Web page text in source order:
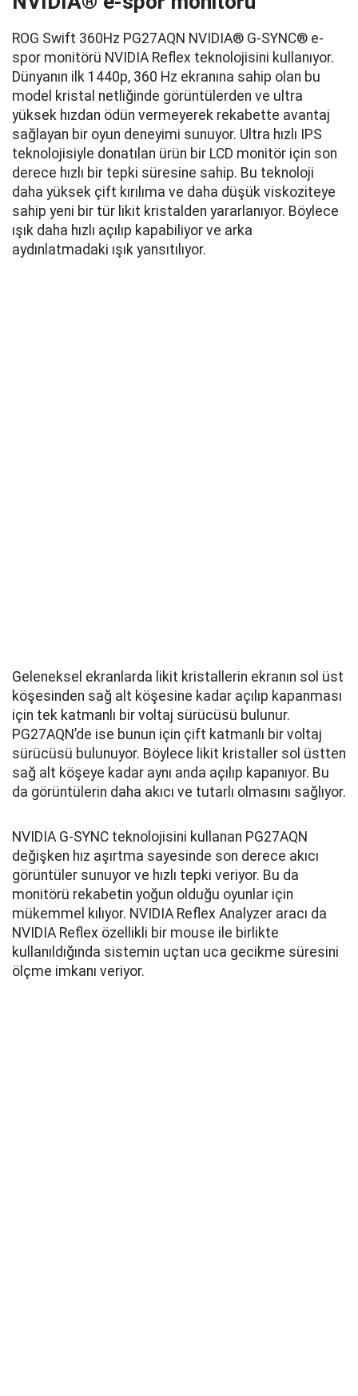
ROG Swift 360Hz PG27AQN NVIDIA® G-SYNC® e-
spor monitörü NVIDIA Reflex teknolojisini kullanıyor.
Dünyanın ilk 1440p, 360 Hz ekranına sahip olan bu
model kristal netliğinde görüntülerden ve ultra
yüksek hızdan ödün vermeyerek rekabette avantaj
sağlayan bir oyun deneyimi sunuyor. Ultra hızlı IPS
teknolojisiyle donatılan ürün bir LCD monitör için son
derece hızlı bir tepki süresine sahip. Bu teknoloji
daha yüksek çift kırılıma ve daha düşük viskoziteye
sahip yeni bir tür likit kristalden yararlanıyor. Böylece
ışık daha hızlı açılıp kapabiliyor ve arka
aydınlatmadaki ışık yansıtılıyor.
Geleneksel ekranlarda likit kristallerin ekranın sol üst
köşesinden sağ alt köşesine kadar açılıp kapanması
için tek katmanlı bir voltaj sürücüsü bulunur.
PG27AQN’de ise bunun için çift katmanlı bir voltaj
sürücüsü bulunuyor. Böylece likit kristaller sol üstten
sağ alt köşeye kadar aynı anda açılıp kapanıyor. Bu
da görüntülerin daha akıcı ve tutarlı olmasını sağlıyor.
NVIDIA G-SYNC teknolojisini kullanan PG27AQN
değişken hız aşırtma sayesinde son derece akıcı
görüntüler sunuyor ve hızlı tepki veriyor. Bu da
monitörü rekabetin yoğun olduğu oyunlar için
mükemmel kılıyor. NVIDIA Reflex Analyzer aracı da
NVIDIA Reflex özellikli bir mouse ile birlikte
kullanıldığında sistemin uçtan uca gecikme süresini
ölçme imkanı veriyor.